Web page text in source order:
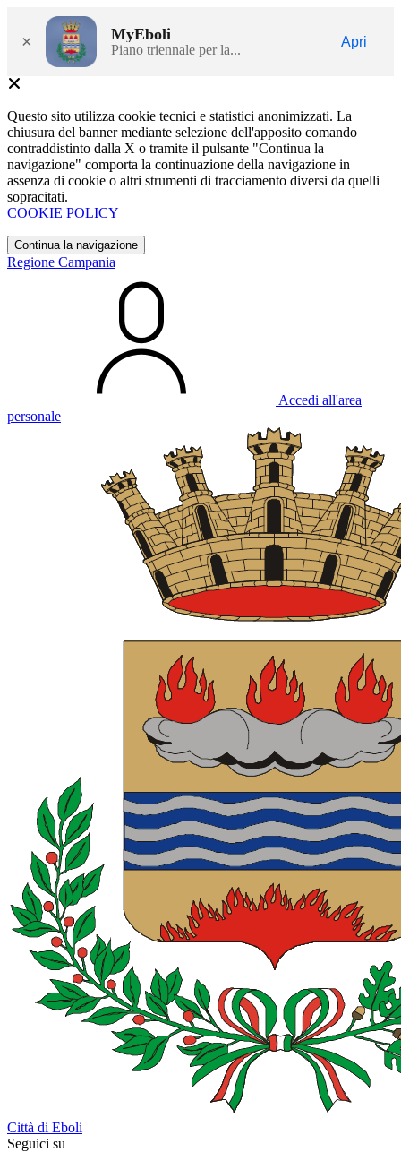
× MyEboli
Piano triennale per la...
Apri
Questo sito utilizza cookie tecnici e statistici anonimizzati. La
chiusura del banner mediante selezione dell'apposito comando
contraddistinto dalla X o tramite il pulsante "Continua la
navigazione" comporta la continuazione della navigazione in
assenza di cookie o altri strumenti di tracciamento diversi da quelli
sopracitati.
COOKIE POLICY
Continua la navigazione
Regione Campania
Accedi all'area
personale
Città di Eboli
Seguici su